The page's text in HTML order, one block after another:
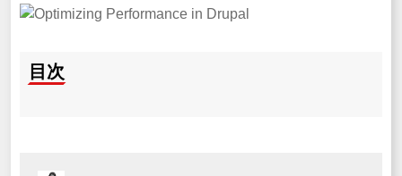
目次